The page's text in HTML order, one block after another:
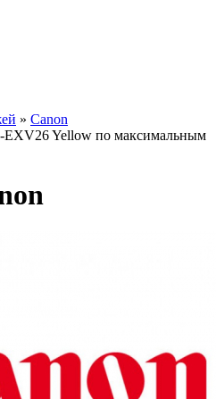
» Canon
EXV26 Yellow по максимальным